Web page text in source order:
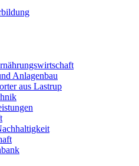
Anlagenbau
aus Lastrup